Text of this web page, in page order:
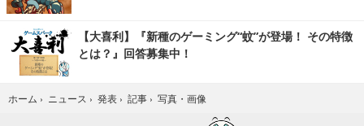
【大喜利】『新種のゲーミング“蚊”が登場！ その特徴
とは？』回答募集中！
ホーム › ニュース › 発表 › 記事 › 写真・画像